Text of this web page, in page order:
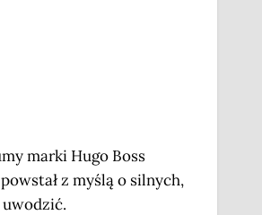
marki Hugo Boss
z myślą o silnych,